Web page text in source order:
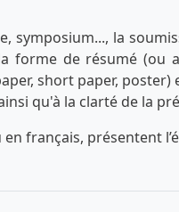
symposium..., la
forme de résumé
short paper,
qu'à la clarté de la
français, présentent